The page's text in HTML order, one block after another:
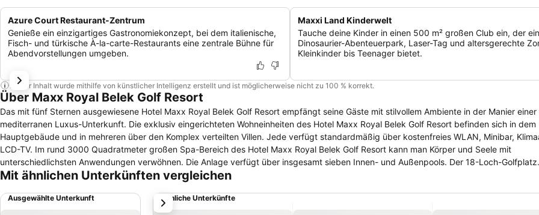
Azure Court Restaurant-Zentrum
Genieße ein einzigartiges Gastronomiekonzept, bei dem italienische,
Fisch- und türkische À-la-carte-Restaurants eine zentrale Bühne für
Abendvorstellungen umgeben.
Maxxi Land Kinderwelt
Tauche deine Kinder in einen 500 m² großen Club ein, der
Dinosaurier-Abenteuerpark, Laser-Tag und altersgerechte
Kleinkinder bis Teenager bietet.
Dieser Inhalt wurde mithilfe von künstlicher Intelligenz erstellt und ist möglicherweise nicht zu 100 % korrekt.
Über Maxx Royal Belek Golf Resort
Das mit fünf Sternen ausgewiesene Hotel Maxx Royal Belek Golf Resort empfängt seine Gäste mit stilvollem Ambiente in der Manier einer
mediterranen Luxus-Unterkunft. Die exklusiv eingerichteten Wohneinheiten des Hotel Maxx Royal Belek Golf Resort befinden sich in dem
Hauptgebäude und in mehreren über den Komplex verteilten Villen. Jede verfügt standardmäßig über kostenfreies WLAN, Minibar,
LCD-TV. Im rund 3000 Quadratmeter großen Spa-Bereich des Hotel Maxx Royal Belek Golf Resort kann man Körper und Seele mit
unterschiedlichsten Anwendungen verwöhnen. Die Anlage verfügt über insgesamt sieben Innen- und Außenpools. Der 18-Loch-Golfplatz
Montgomerie Maxx Royal lädt zu gekonnten Schlägen und der Aquapark Cobra Kingdom zu Wasserspaß ein. Für das leibliche Wohl der Gäste sorgen
außergewöhnliche Gaumenfreuden bereit. Die archäologische Ausgrabung eines römischen Amphitheaters in Aspendos erreicht man nach einer
Autofahrt von rund 25 Minuten. Der imposante Kurşunlu Wasserfall und Naturpark ist etwa 40 Autominuten entfernt.
Mit ähnlichen Unterkünften vergleichen
Ausgewählte Unterkunft Ähnliche Unterkünfte
weiter